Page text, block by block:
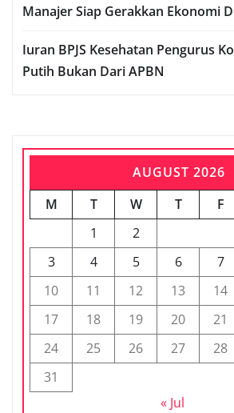
Manajer Siap Gerakkan Ekonomi
Iuran BPJS Kesehatan Pengurus
Putih Bukan Dari APBN
AUGUST 2026
M
T W T F
1
2
3
4 5 6 7
10
11 12 13 14
17
18 19 20 21
24
25 26 27 28
31
« Jul